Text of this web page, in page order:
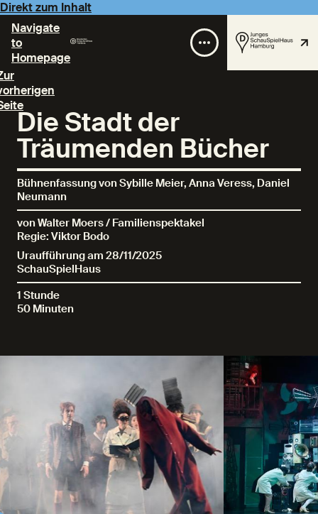
Direkt zum Inhalt
Navigate
to
Homepage
Die Stadt der
Träumenden Bücher
Bühnenfassung von Sybille Meier, Anna Veress, Daniel
Neumann
von Walter Moers / Familienspektakel
Regie: Viktor Bodo
Uraufführung am 28/11/2025
SchauSpielHaus
1 Stunde
50 Minuten